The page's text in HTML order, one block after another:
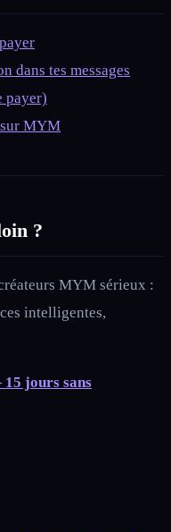
dans tes messages
payer)
sur MYM
?
MYM sérieux :
intelligentes,
jours sans